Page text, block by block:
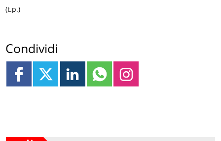
(t.p.)
Condividi